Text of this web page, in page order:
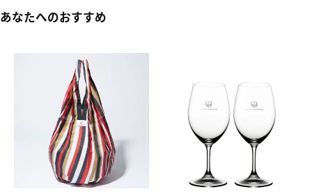
あなたへのおすすめ